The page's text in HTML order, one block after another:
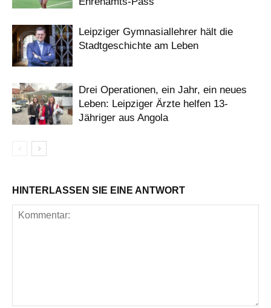
Leipziger Gymnasiallehrer hält die
Stadtgeschichte am Leben
Drei Operationen, ein Jahr, ein neues
Leben: Leipziger Ärzte helfen 13-
Jähriger aus Angola
HINTERLASSEN SIE EINE ANTWORT